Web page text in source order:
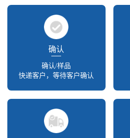
确认
确认/样品
快递客户，等待客户确认